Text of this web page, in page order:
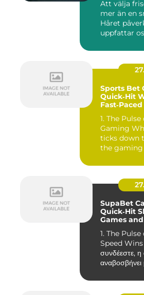
Att välja
mer än en
Håret
uppfattar
Sports Bet
Quick‑Hit
1. The
Gaming
ticks down
the gaming
SupaBet
Quick‑Hit
Games
1. The
Speed Wins
συνδέεστε, η
αναβοσβήνει